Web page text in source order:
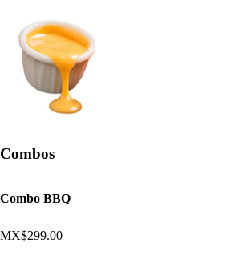
Combos
Combo BBQ
MX$299.00